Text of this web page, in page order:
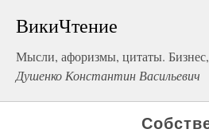
ВикиЧтение
Мысли, афоризмы, цитаты.
Душенко Константин Васильевич